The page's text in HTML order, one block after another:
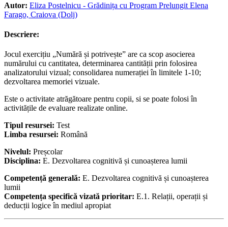
Autor: Eliza Postelnicu - Grădinița cu Program Prelungit Elena
Farago, Craiova (Dolj)
Descriere:
Jocul exercițiu „Numără și potrivește” are ca scop asocierea
numărului cu cantitatea, determinarea cantității prin folosirea
analizatorului vizual; consolidarea numerației în limitele 1-10;
dezvoltarea memoriei vizuale.
Este o activitate atrăgătoare pentru copii, si se poate folosi în
activitățile de evaluare realizate online.
Tipul resursei: Test
Limba resursei: Română
Nivelul: Preșcolar
Disciplina: E. Dezvoltarea cognitivă și cunoașterea lumii
Competență generală: E. Dezvoltarea cognitivă și cunoașterea
lumii
Competența specifică vizată prioritar: E.1. Relații, operații și
deducții logice în mediul apropiat